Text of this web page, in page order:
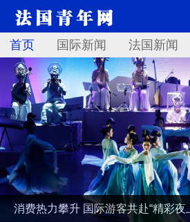
首页 国际新闻 法国新闻
消费热力攀升 国际游客共赴“精彩夜